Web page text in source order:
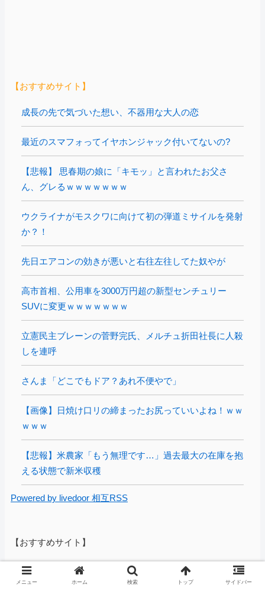
【おすすめサイト】
成長の先で気づいた想い、不器用な大人の恋
最近のスマフォってイヤホンジャック付いてないの?
【悲報】 思春期の娘に「キモッ」と言われたお父さ
ん、グレるｗｗｗｗｗｗｗ
ウクライナがモスクワに向けて初の弾道ミサイルを発射
か？！
先日エアコンの効きが悪いと右往左往してた奴やが
高市首相、公用車を3000万円超の新型センチュリー
SUVに変更ｗｗｗｗｗｗｗ
立憲民主ブレーンの菅野完氏、メルチュ折田社長に人殺
しを連呼
さんま「どこでもドア？あれ不便やで」
【画像】日焼け口リの締まったお尻っていいよね！ｗｗ
ｗｗｗ
【悲報】米農家「もう無理です…」過去最大の在庫を抱
える状態で新米収穫
Powered by livedoor 相互RSS
【おすすめサイト】
【画像】イオンでカップヌードル詰め放題開催
中www
メニュー ホーム 検索 トップ サイドバー